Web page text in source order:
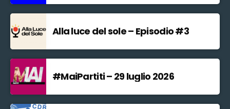
Alla luce del sole – Episodio #3
#MaiPartiti – 29 luglio 2026